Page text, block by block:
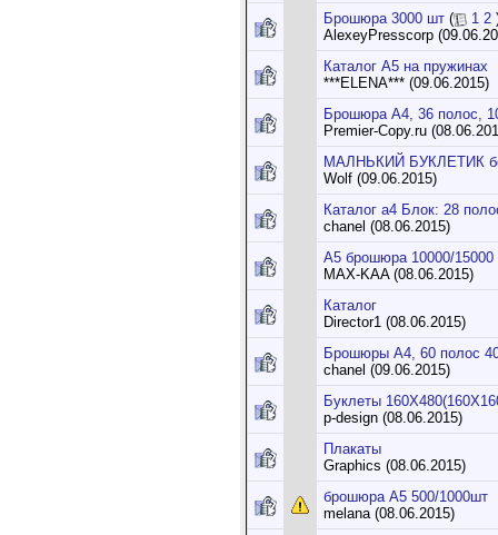
Брошюра 3000 шт ( 1 2
AlexeyPresscorp
Каталог А5 на пружинах
***ELENA*** (09.06.2015)
Брошюра А4, 36 полос,
Premier-Copy.ru
МАЛНЬКИЙ БУКЛЕТИК
Wolf (09.06.2015)
Каталог а4 Блок: 28
chanel (08.06.2015)
А5 брошюра 10000/15000
MAX-KAA (08.06.2015)
Каталог
Director1 (08.06.2015)
Брошюры А4, 60 полос
chanel (09.06.2015)
Буклеты
p-design (08.06.2015)
Плакаты
Graphics (08.06.2015)
брошюра А5 500/1000шт
melana (08.06.2015)